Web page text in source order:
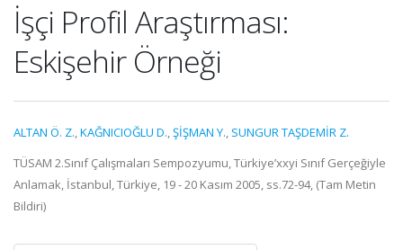
İşçi Profil Araştırması:
Eskişehir Örneği
ALTAN Ö. Z.,KAĞNICIOĞLU D.,ŞİŞMAN Y., SUNGUR TAŞDEMİR Z.
TÜSAM 2.Sınıf Çalışmaları Sempozyumu, Türkiye’xxyi Sınıf Gerçeğiyle
Anlamak, İstanbul, Türkiye, 19 - 20 Kasım 2005, ss.72-94, (Tam Metin
Bildiri)